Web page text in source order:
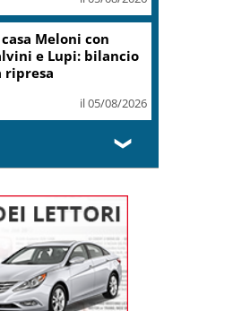
Governo
clausola Ue. Lega
a risoluzione
il 05/08/2026
❯